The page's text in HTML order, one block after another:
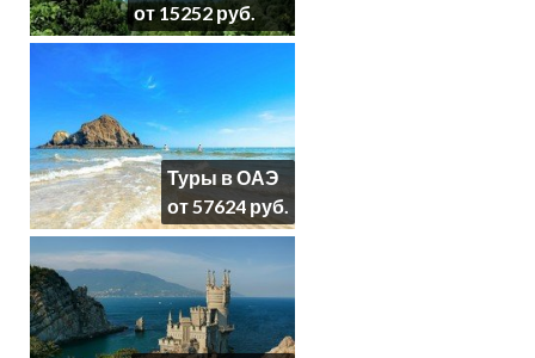
от 15252 руб.
Туры в ОАЭ
от 57624 руб.